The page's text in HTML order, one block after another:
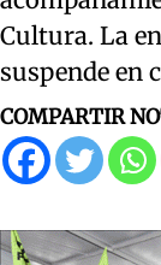
Cultura. La
suspende en
COMPARTIR